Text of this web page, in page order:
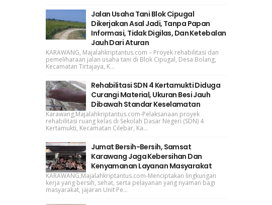
Jalan Usaha Tani Blok Cipugal
Dikerjakan Asal Jadi, Tanpa Papan
Informasi, Tidak Digilas, Dan Ketebalan
Jauh Dari Aturan
KARAWANG, Majalahkriptantus.com – Proyek rehabilitasi dan
pemeliharaan jalan usaha tani di Blok Cipugal, Desa Bolang,
Kecamatan Tirtajaya, K...
Rehabilitasi SDN 4 Kertamukti Diduga
Curangi Material, Ukuran Besi Jauh
Dibawah Standar Keselamatan
Karawang,Majalahkriptantus.com-Pelaksanaan proyek
rehabilitasi ruang kelas di Sekolah Dasar Negeri (SDN) 4
Kertamukti, Kecamatan Cilebar, Ka...
Jumat Bersih-Bersih, Samsat
Karawang Jaga Kebersihan Dan
Kenyamanan Layanan Masyarakat
KARAWANG,Majalahkriptantus.com-Menciptakan lingkungan
kerja yang bersih, sehat, serta pelayanan yang nyaman bagi
masyarakat, jajaran Unit Pe...